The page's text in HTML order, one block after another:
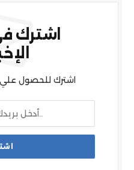
اشترك
اشترك للحصول علي